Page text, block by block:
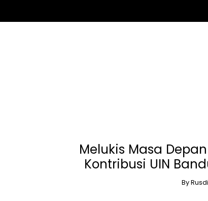
Melukis Masa
Kontribusi UIN
By